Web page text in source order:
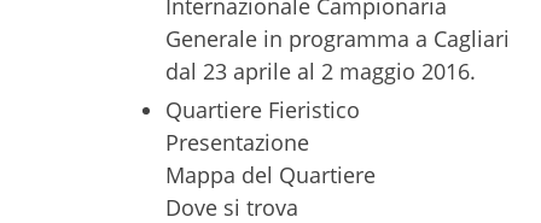
Internazionale Campionaria
Generale in programma a Cagliari
dal 23 aprile al 2 maggio 2016.
Quartiere Fieristico
Presentazione
Mappa del Quartiere
Dove si trova